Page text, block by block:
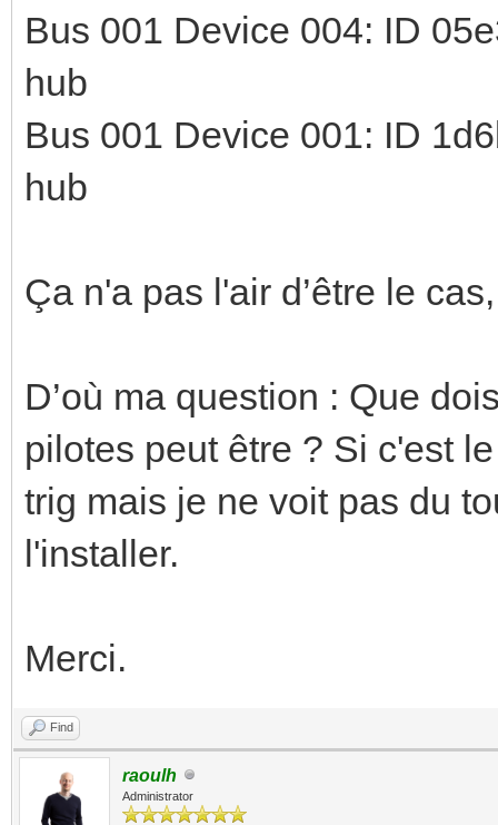
Bus 001 Device 004: ID
hub
Bus 001 Device 001: ID
hub
Ça n'a pas l'air d’être le
D’où ma question : Que
pilotes peut être ? Si c'est
trig mais je ne voit pas du
l'installer.
Merci.
Find
raoulh
Administrator